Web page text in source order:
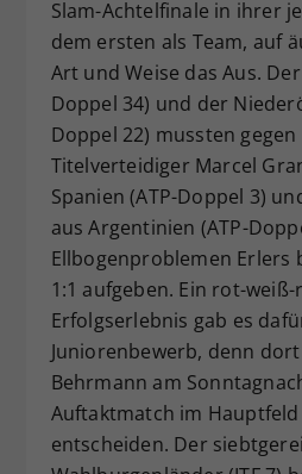
Slam-Achtelfinale in ihrer
dem ersten als Team, auf
Art und Weise das Aus.
Doppel 34) und der
Doppel 22) mussten
Titelverteidiger Marcel
Spanien (ATP-Doppel 3)
aus Argentinien (ATP-
Ellbogenproblemen Erlers
1:1 aufgeben. Ein rot-
Erfolgserlebnis gab es
Juniorenbewerb, denn
Behrmann am
Auftaktmatch im
entscheiden. Der